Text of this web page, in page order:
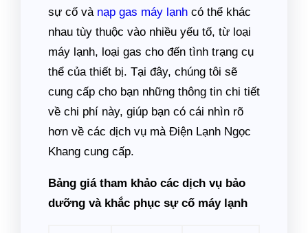
sự cố và nạp gas máy lạnh có thể khác
nhau tùy thuộc vào nhiều yếu tố, từ loại
máy lạnh, loại gas cho đến tình trạng cụ
thể của thiết bị. Tại đây, chúng tôi sẽ
cung cấp cho bạn những thông tin chi tiết
về chi phí này, giúp bạn có cái nhìn rõ
hơn về các dịch vụ mà Điện Lạnh Ngọc
Khang cung cấp.
Bảng giá tham khảo các dịch vụ bảo
dưỡng và khắc phục sự cố máy lạnh